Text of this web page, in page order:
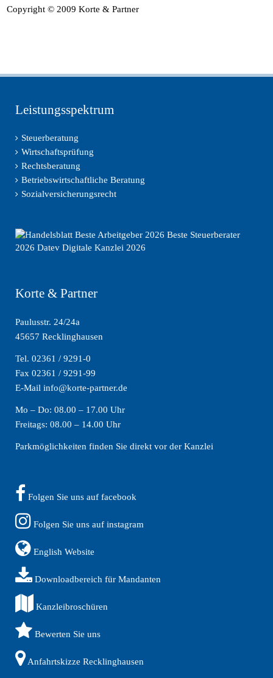
Copyright © 2009 Korte & Partner
Leistungsspektrum
Steuerberatung
Wirtschaftsprüfung
Rechtsberatung
Betriebswirtschaftliche Beratung
Sozialversicherungsrecht
Korte & Partner
Paulusstr. 24/24a
45657 Recklinghausen
Tel. 02361 / 9291-0
Fax 02361 / 9291-99
E-Mail info@korte-partner.de
Mo – Do: 08.00 – 17.00 Uhr
Freitags: 08.00 – 14.00 Uhr
Parkmöglichkeiten finden Sie direkt vor der Kanzlei
Folgen Sie uns auf facebook
Folgen Sie uns auf instagram
English Website
Downloadbereich für Mandanten
Kanzleibroschüren
Bewerten Sie uns
Anfahrtskizze Recklinghausen